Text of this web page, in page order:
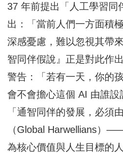
37 年前提出「人工學習同
出：「當前人們一方面積
深感憂慮，難以忽視其帶
智同伴假說』正是對此作
警告：「若有一天，你的
會不會擔心這個 AI 由誰設
「通智同伴的發展，必須
（Global Harwellians）
為核心價值與人生目標的